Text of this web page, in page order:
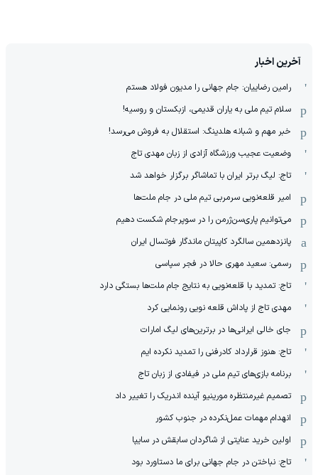
آخرین اخبار
رامین رضاییان: جام جهانی را مدیون فولاد هستم
سلام تیم ملی به یاران قدیمی، ازبکستان و‌ روسیه!
خبر مهم و شبانه هلدینگ: استقلال به فروش می‌رسد!
وضعیت عجیب ورزشگاه آزادی از زبان مهدی تاج
تاج: لیگ برتر ایران با تماشاگر برگزار خواهد شد
امیر قلعه‌نویی سرمربی تیم ملی در جام ملت‌ها
می‌توانیم پاری‌سن‌ژرمن را در سوپرجام شکست دهیم
پانزدهمین سالگرد کاپیتان ماندگار فوتسال ایران
رسمی: سعید مهری حالا در فجر سپاسی
تاج: تمدید با قلعه‌نویی به نتایج جام ملت‌ها بستگی دارد
مهدی تاج از پاداش قلعه نویی رونمایی کرد
جای خالی ایرانی‌ها در برترین‌های لیگ امارات
تاج: هنوز قرارداد کادرفنی را تمدید نکرده ایم
برنامه بازی‌های تیم ملی در فیفادی از زبان تاج
تصمیم غیرمنتظره مورینیو آینده اندریک را تغییر داد
انهدام مهمات عمل‌نکرده در جنوب کشور
اولین خرید عنایتی از شاگردان سابقش در سایپا
تاج: نباختن در جام جهانی برای ما دستاورد بود